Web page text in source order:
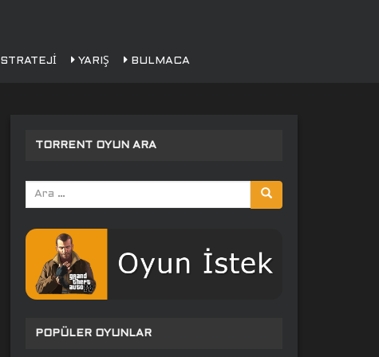
STRATEJI YARIŞ BULMACA
TORRENT OYUN ARA
Arama
yap:
POPÜLER OYUNLAR